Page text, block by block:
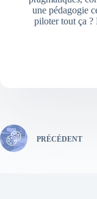
une pédagogie
piloter tout ça
PRÉCÉDENT